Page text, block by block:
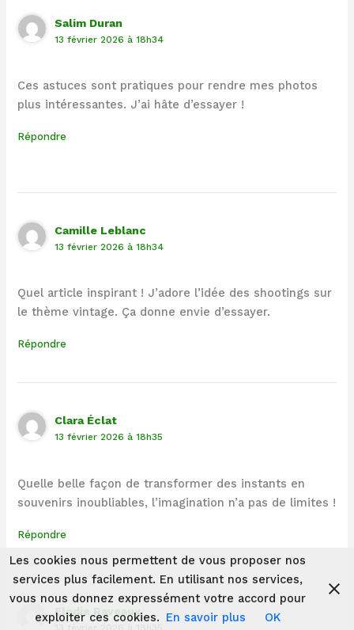
Salim Duran
13 février 2026 à 18h34
Ces astuces sont pratiques pour rendre mes photos
plus intéressantes. J’ai hâte d’essayer !
Répondre
Camille Leblanc
13 février 2026 à 18h34
Quel article inspirant ! J’adore l’idée des shootings sur
le thème vintage. Ça donne envie d’essayer.
Répondre
Clara Éclat
13 février 2026 à 18h35
Quelle belle façon de transformer des instants en
souvenirs inoubliables, l’imagination n’a pas de limites !
Répondre
Elodie Raveaux
Les cookies nous permettent de vous proposer nos
services plus facilement. En utilisant nos services,
vous nous donnez expressément votre accord pour
exploiter ces cookies. En savoir plus OK